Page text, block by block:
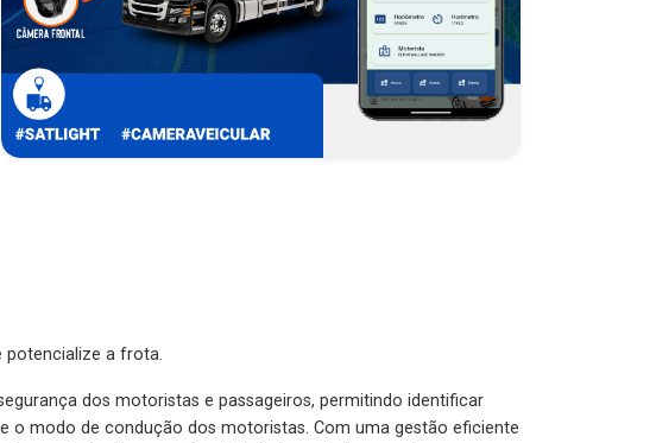
potencialize a frota.
dos motoristas e passageiros, permitindo identificar
o modo de condução dos motoristas. Com uma gestão eficiente